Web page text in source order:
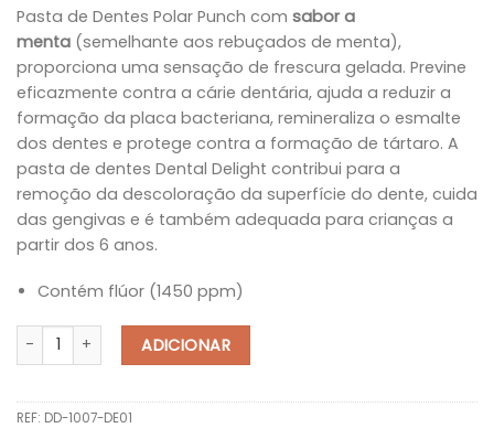
Pasta de Dentes Polar Punch com sabor a
menta (semelhante aos rebuçados de menta),
proporciona uma sensação de frescura gelada. Previne
eficazmente contra a cárie dentária, ajuda a reduzir a
formação da placa bacteriana, remineraliza o esmalte
dos dentes e protege contra a formação de tártaro. A
pasta de dentes Dental Delight contribui para a
remoção da descoloração da superfície do dente, cuida
das gengivas e é também adequada para crianças a
partir dos 6 anos.
Contém flúor (1450 ppm)
Quantidade de Pasta de Dentes Dental Delight Polar Punch 75ml
ADICIONAR
REF: DD-1007-DE01